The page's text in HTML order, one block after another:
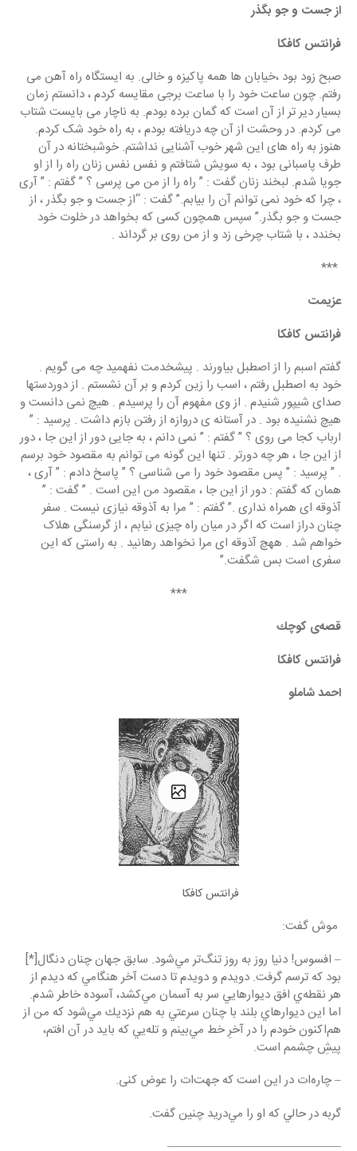
از جست و جو بگذر
فرانتس کافکا
صبح زود بود ،خیابان ها همه پاکیزه و خالی. به ایستگاه راه آهن می
رفتم. چون ساعت خود را با ساعت برجی مقایسه کردم ، دانستم زمان
بسیار دیر تر از آن است که گمان برده بودم. به ناچار می بایست شتاب
می کردم. در وحشت از آن چه دریافته بودم ، به راه خود شک کردم.
هنوز به راه های این شهر خوب آشنایی نداشتم. خوشبختانه در آن
طرف پاسبانی بود ، به سویش شتافتم و نفس نفس زنان راه را از او
جویا شدم. لبخند زنان گفت : ” راه را از من می پرسی ؟ ” گفتم : ” آری
، چرا که خود نمی توانم آن را بیابم.” گفت : “از جست و جو بگذر ، از
جست و جو بگذر.” سپس همچون کسی که بخواهد در خلوت خود
بخندد ، با شتاب چرخی زد و از من روی بر گرداند .
***
عزیمت
فرانتس کافکا
گفتم اسبم را از اصطبل بیاورند . پیشخدمت نفهمید چه می گویم .
خود به اصطبل رفتم ، اسب را زین کردم و بر آن نشستم . از دوردستها
صدای شیپور شنیدم . از وی مفهوم آن را پرسیدم . هیچ نمی دانست و
هیچ نشنیده بود . در آستانه ی دروازه از رفتن بازم داشت . پرسید : ”
ارباب کجا می روی ؟ ” گفتم : ” نمی دانم ، به جایی دور از این جا ، دور
از این جا ، هر چه دورتر . تنها این گونه می توانم به مقصود خود برسم
. ” پرسید : ” پس مقصود خود را می شناسی ؟ ” پاسخ دادم : ” آری ،
همان که گفتم : دور از این جا ، مقصود من این است . ” گفت : ”
آذوقه ای همراه نداری .” گفتم : ” مرا به آذوقه نیازی نیست . سفر
چنان دراز است که اگر در میان راه چیزی نیابم ، از گرسنگی هلاک
خواهم شد . ههچ آذوقه ای مرا نخواهد رهانید . به راستی که این
سفری است بس شگفت.”
***
قصه‌ی كوچك
فرانتس كافكا
احمد شاملو
فرانتس کافکا
موش گفت:
– افسوس! دنيا روز به روز تنگ‌تر مي‌شود. سابق جهان چنان دنگال[*]
بود كه ترسم گرفت. دويدم و دويدم تا دست آخر هنگامي كه ديدم از
هر نقطه‌ي افق ديوارهايي سر به آسمان مي‌كشد، آسوده خاطر شدم.
اما اين ديوارهاي بلند با چنان سرعتي به هم نزديك مي‌شود كه من از
هم‌اكنون خودم را در آخرِ خط مي‌بينم و تله‌يي كه بايد در آن افتم،
پيشِ چشمم است.
– چاره‌ات در اين است كه جهت‌ات را عوض كنی.
گربه در حالي كه او را مي‌دريد چنين گفت.
——————————————–